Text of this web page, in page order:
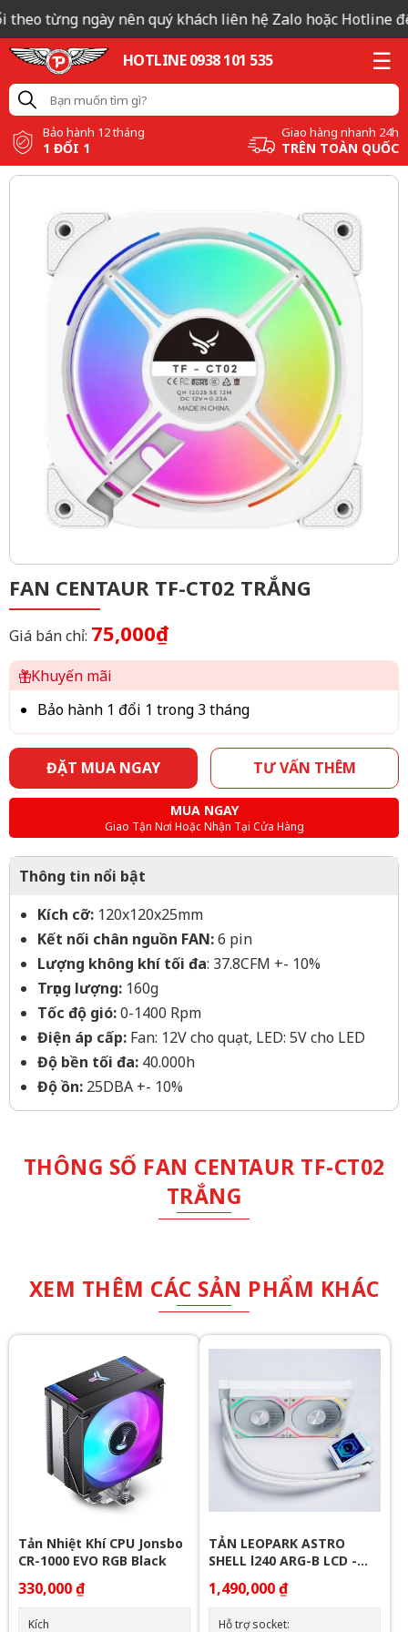
từng ngày nên quý khách liên hệ Zalo hoặc Hotline để
HOTLINE 0938 101 535
Bảo hành 12 tháng
1 ĐỔI 1
Giao hàng nhanh 24h
TRÊN TOÀN QUỐC
FAN CENTAUR TF-CT02 TRẮNG
Giá bán chỉ: 75,000₫
Khuyến mãi
Bảo hành 1 đổi 1 trong 3 tháng
ĐẶT MUA NGAY TƯ VẤN THÊM
MUA NGAY
Giao Tận Nơi Hoặc Nhận Tại Cửa Hàng
Thông tin nổi bật
Kích cỡ: 120x120x25mm
Kết nối chân nguồn FAN:6 pin
Lượng không khí tối đa: 37.8CFM +- 10%
Trọng lượng: 160g
Tốc độ gió:0-1400 Rpm
Điện áp cấp: Fan: 12V cho quạt, LED: 5V cho LED
Độ bền tối đa: 40.000h
Độ ồn: 25DBA +- 10%
THÔNG SỐ FAN CENTAUR TF-CT02
TRẮNG
XEM THÊM CÁC SẢN PHẨM KHÁC
Tản Nhiệt Khí CPU Jonsbo
CR-1000 EVO RGB Black
330,000 ₫
Kích
TẢN LEOPARK ASTRO
SHELL l240 ARG-B LCD -
1,490,000 ₫
Hỗ trợ socket: